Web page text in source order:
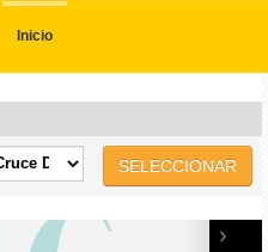
Inicio
SELECCIONAR
›